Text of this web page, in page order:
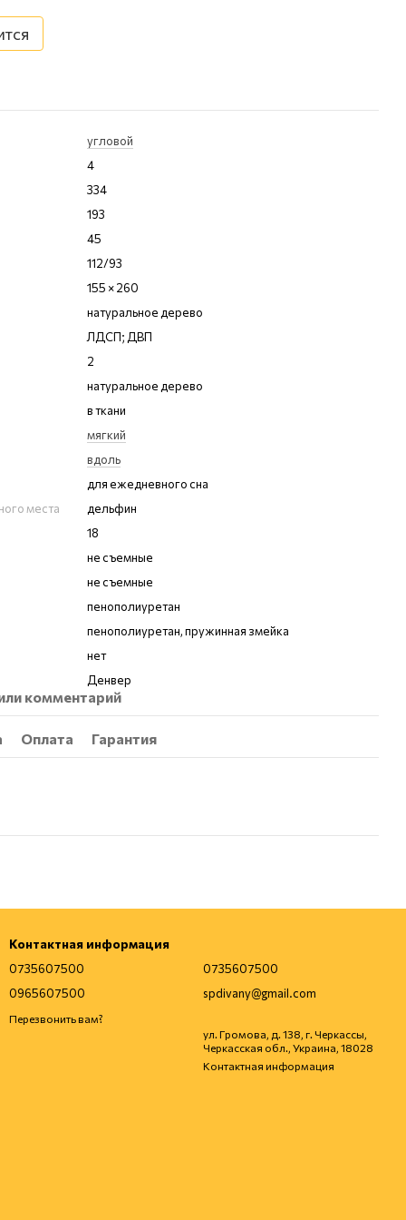
угловой
4
334
193
45
112/93
155 × 260
натуральное дерево
ЛДСП; ДВП
2
натуральное дерево
в ткани
мягкий
вдоль
для ежедневного сна
места
дельфин
18
не съемные
не съемные
пенополиуретан
пенополиуретан, пружинная змейка
нет
Денвер
комментарий
Оплата Гарантия
Контактная информация
0735607500
0965607500
Перезвонить вам?
0735607500
spdivany@gmail.com
ул. Громова, д. 138, г. Черкассы,
Черкасская обл., Украина, 18028
Контактная информация